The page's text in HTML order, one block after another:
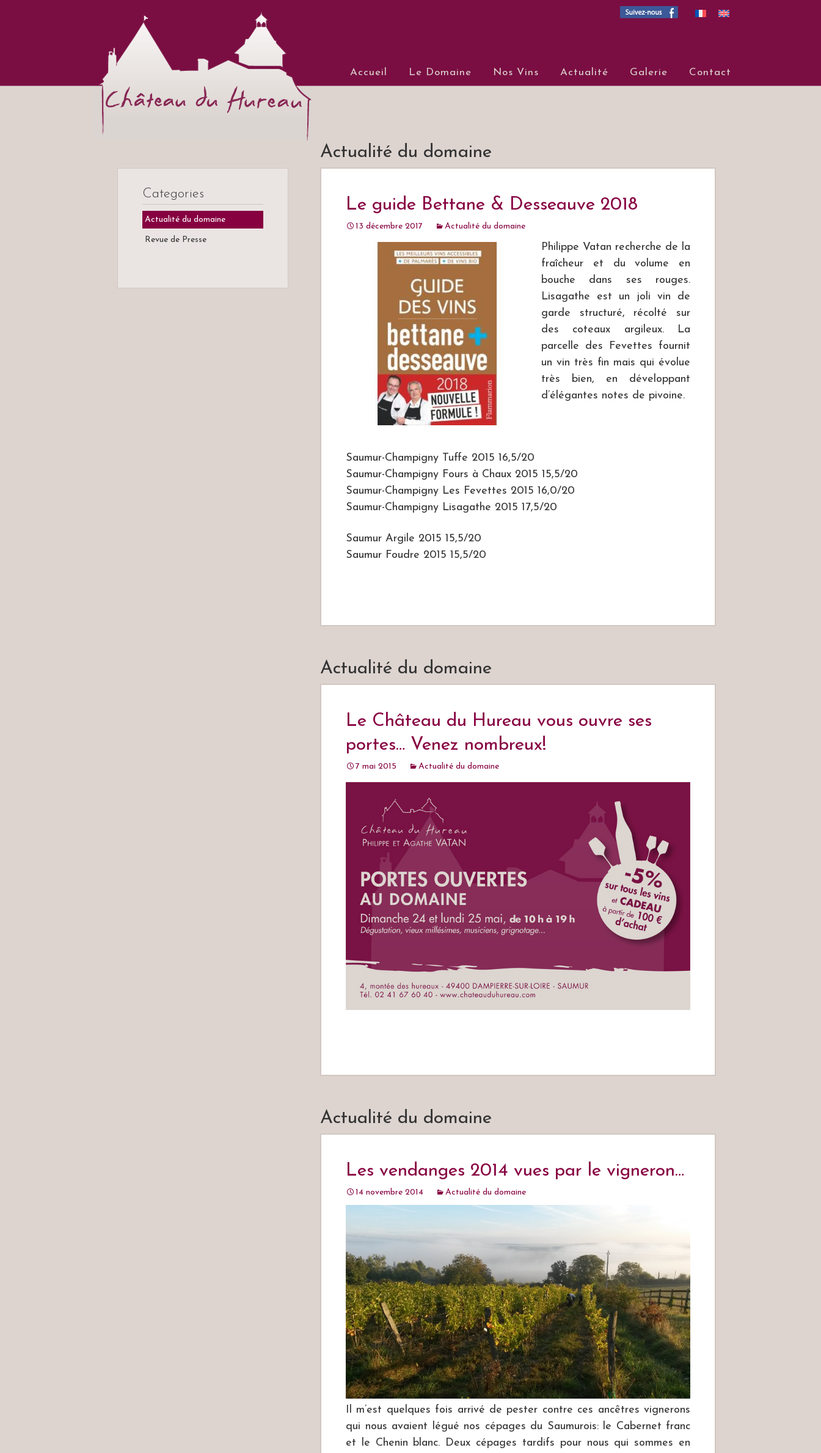
Vins de Loire, Saumur Champigny (Cabernet franc),
Aller au contenu principal
Accueil Le Domaine Nos Vins Actualité Galerie Contact
Actualité du domaine
Le guide Bettane & Desseauve 2018
13 décembre 2017 Actualité du domaine
Philippe Vatan recherche de la
fraîcheur et du volume en
bouche dans ses rouges.
Lisagathe est un joli vin de
garde structuré, récolté sur
des coteaux argileux. La
parcelle des Fevettes fournit
un vin très fin mais qui évolue
très bien, en développant
d’élégantes notes de pivoine.
Saumur-Champigny Tuffe 2015 16,5/20
Saumur-Champigny Fours à Chaux 2015 15,5/20
Saumur-Champigny Les Fevettes 2015 16,0/20
Saumur-Champigny Lisagathe 2015 17,5/20
Saumur Argile 2015 15,5/20
Saumur Foudre 2015 15,5/20
Actualité du domaine
Le Château du Hureau vous ouvre ses
portes… Venez nombreux!
7 mai 2015 Actualité du domaine
Actualité du domaine
Les vendanges 2014 vues par le vigneron…
14 novembre 2014 Actualité du domaine
Il m’est quelques fois arrivé de pester contre ces ancêtres vignerons
qui nous avaient légué nos cépages du Saumurois: le Cabernet franc
et le Chenin blanc. Deux cépages tardifs pour nous qui sommes en
Categories
Actualité du domaine
Revue de Presse